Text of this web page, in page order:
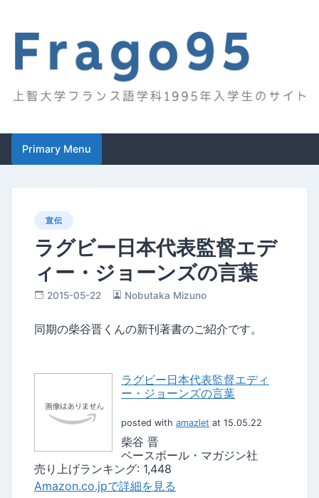
content
Frago95
Primary Menu
宣伝
ラグビー日本代表監督エデ
ィー・ジョーンズの言葉
2015-05-22 Nobutaka Mizuno
同期の柴谷晋くんの新刊著書のご紹介です。
ラグビー日本代表監督エディ
ー・ジョーンズの言葉
posted with amazlet at 15.05.22
柴谷 晋
ベースボール・マガジン社
売り上げランキング: 1,448
Amazon.co.jpで詳細を見る